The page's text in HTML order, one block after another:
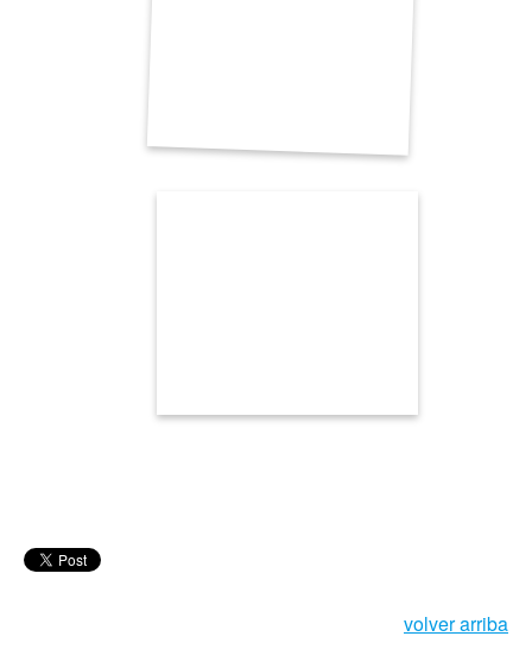
volver arriba